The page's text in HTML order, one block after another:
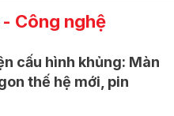
Công nghệ
cấu hình khủng: Màn
thế hệ mới, pin